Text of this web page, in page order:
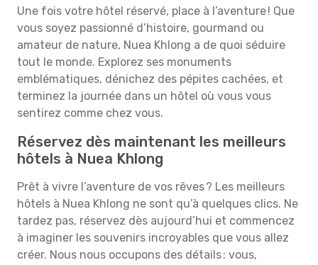
Une fois votre hôtel réservé, place à l’aventure ! Que
vous soyez passionné d’histoire, gourmand ou
amateur de nature, Nuea Khlong a de quoi séduire
tout le monde. Explorez ses monuments
emblématiques, dénichez des pépites cachées, et
terminez la journée dans un hôtel où vous vous
sentirez comme chez vous.
Réservez dès maintenant les meilleurs
hôtels à Nuea Khlong
Prêt à vivre l’aventure de vos rêves ? Les meilleurs
hôtels à Nuea Khlong ne sont qu’à quelques clics. Ne
tardez pas, réservez dès aujourd’hui et commencez
à imaginer les souvenirs incroyables que vous allez
créer. Nous nous occupons des détails : vous,